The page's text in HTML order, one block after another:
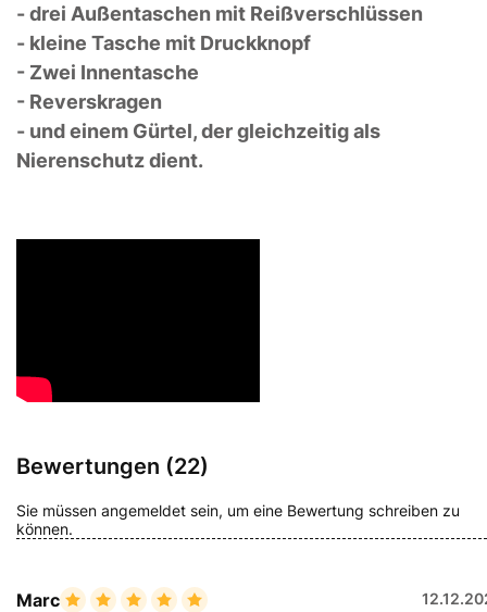
- drei Außentaschen mit Reißverschlüssen
- kleine Tasche mit Druckknopf
- Zwei Innentasche
- Reverskragen
- und einem Gürtel, der gleichzeitig als
Nierenschutz dient.
Bewertungen (22)
Sie müssen angemeldet sein, um eine Bewertung schreiben zu
können.
Marc